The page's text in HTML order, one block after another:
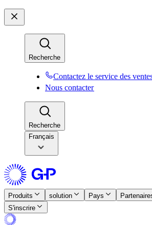
Recherche​​
Contactez le service des
Nous contacter​​
Recherche​​
Français
Produits​​ solution​​ Pays​​
S'inscrire​​